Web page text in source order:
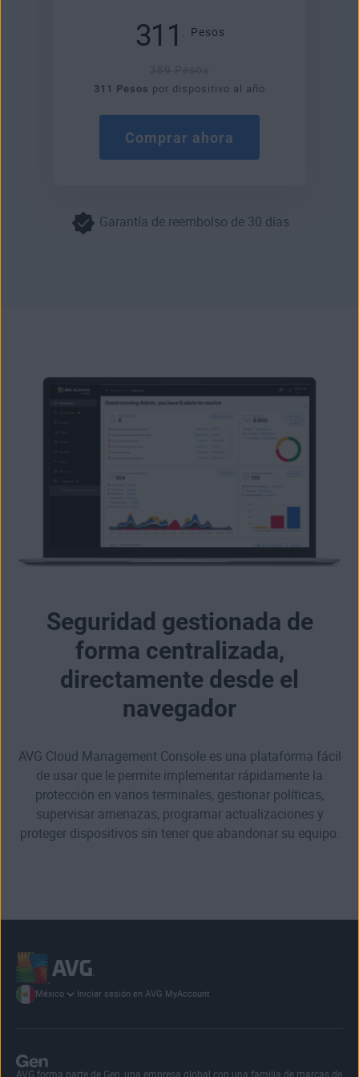
311 . Pesos
389 Pesos
311 Pesos por dispositivo al año
Comprar ahora
Garantía de reembolso de 30 días
Seguridad gestionada de
forma centralizada,
directamente desde el
navegador
AVG Cloud Management Console es una plataforma fácil
de usar que le permite implementar rápidamente la
protección en varios terminales, gestionar políticas,
supervisar amenazas, programar actualizaciones y
proteger dispositivos sin tener que abandonar su equipo.
México Iniciar sesión en AVG MyAccount